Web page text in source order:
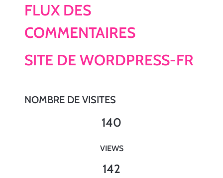
FLUX DES
COMMENTAIRES
SITE DE WORDPRESS-FR
NOMBRE DE VISITES
140
VIEWS
142